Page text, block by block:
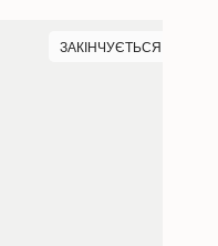
ЗАКІНЧУЄТЬСЯ